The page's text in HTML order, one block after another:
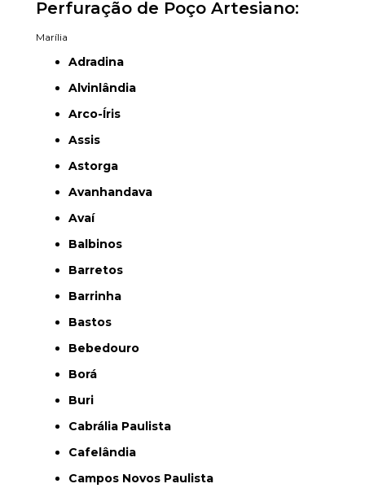
Perfuração de Poço Artesiano:
Marília
Adradina
Alvinlândia
Arco-Íris
Assis
Astorga
Avanhandava
Avaí
Balbinos
Barretos
Barrinha
Bastos
Bebedouro
Borá
Buri
Cabrália Paulista
Cafelândia
Campos Novos Paulista